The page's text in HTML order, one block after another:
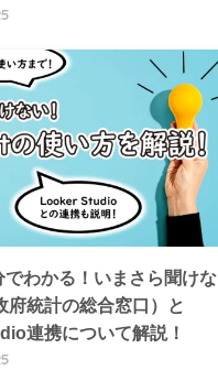
でわかる！いまさら聞けな
府統計の総合窓口）と
連携について解説！